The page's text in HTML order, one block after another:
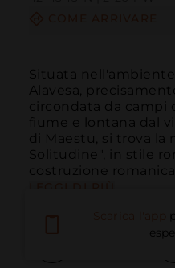
Situata
Alavesa,
circondata da campi
fiume e lontana dal
di Maestu, si trova la
Solitudine", in stile
costruzione